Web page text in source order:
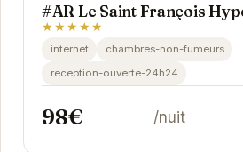
#AR Le Saint François
★★★★★
internet
chambres-non-fumeurs
reception-ouverte-24h24
98€ /nuit